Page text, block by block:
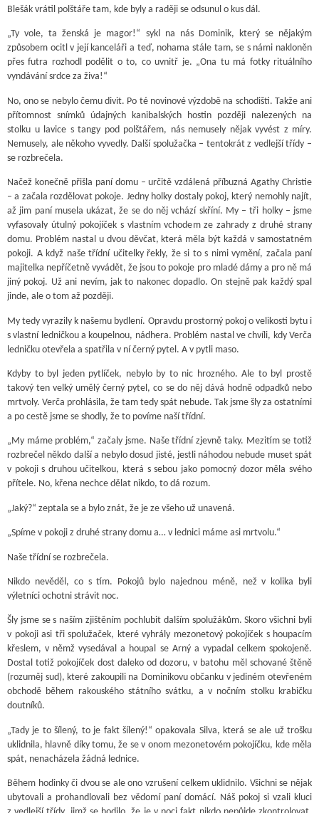
Blešák vrátil polštáře tam, kde byly a raději se odsunul o kus dál.
„Ty vole, ta ženská je magor!“ sykl na nás Dominik, který se nějakým
způsobem ocitl v její kanceláři a teď, nohama stále tam, se s námi nakloněn
přes futra rozhodl podělit o to, co uvnitř je. „Ona tu má fotky rituálního
vyndávání srdce za živa!“
No, ono se nebylo čemu divit. Po té novinové výzdobě na schodišti. Takže ani
přítomnost snímků údajných kanibalských hostin později nalezených na
stolku u lavice s tangy pod polštářem, nás nemusely nějak vyvést z míry.
Nemusely, ale někoho vyvedly. Další spolužačka – tentokrát z vedlejší třídy –
se rozbrečela.
Načež konečně přišla paní domu – určitě vzdálená příbuzná Agathy Christie
– a začala rozdělovat pokoje. Jedny holky dostaly pokoj, který nemohly najít,
až jim paní musela ukázat, že se do něj vchází skříní. My – tři holky – jsme
vyfasovaly útulný pokojíček s vlastním vchodem ze zahrady z druhé strany
domu. Problém nastal u dvou děvčat, která měla být každá v samostatném
pokoji. A když naše třídní učitelky řekly, že si to s nimi vymění, začala paní
majitelka nepříčetně vyvádět, že jsou to pokoje pro mladé dámy a pro ně má
jiný pokoj. Už ani nevím, jak to nakonec dopadlo. On stejně pak každý spal
jinde, ale o tom až později.
My tedy vyrazily k našemu bydlení. Opravdu prostorný pokoj o velikosti bytu i
s vlastní ledničkou a koupelnou, nádhera. Problém nastal ve chvíli, kdy Verča
ledničku otevřela a spatřila v ní černý pytel. A v pytli maso.
Kdyby to byl jeden pytlíček, nebylo by to nic hrozného. Ale to byl prostě
takový ten velký umělý černý pytel, co se do něj dává hodně odpadků nebo
mrtvoly. Verča prohlásila, že tam tedy spát nebude. Tak jsme šly za ostatními
a po cestě jsme se shodly, že to povíme naší třídní.
„My máme problém,“ začaly jsme. Naše třídní zjevně taky. Mezitím se totiž
rozbrečel někdo další a nebylo dosud jisté, jestli náhodou nebude muset spát
v pokoji s druhou učitelkou, která s sebou jako pomocný dozor měla svého
přítele. No, křena nechce dělat nikdo, to dá rozum.
„Jaký?“ zeptala se a bylo znát, že je ze všeho už unavená.
„Spíme v pokoji z druhé strany domu a… v lednici máme asi mrtvolu.“
Naše třídní se rozbrečela.
Nikdo nevěděl, co s tím. Pokojů bylo najednou méně, než v kolika byli
výletníci ochotni strávit noc.
Šly jsme se s naším zjištěním pochlubit dalším spolužákům. Skoro všichni byli
v pokoji asi tři spolužaček, které vyhrály mezonetový pokojíček s houpacím
křeslem, v němž vysedával a houpal se Arný a vypadal celkem spokojeně.
Dostal totiž pokojíček dost daleko od dozoru, v batohu měl schované štěně
(rozuměj sud), které zakoupili na Dominikovu občanku v jediném otevřeném
obchodě během rakouského státního svátku, a v nočním stolku krabičku
doutníků.
„Tady je to šílený, to je fakt šílený!“ opakovala Silva, která se ale už trošku
uklidnila, hlavně díky tomu, že se v onom mezonetovém pokojíčku, kde měla
spát, nenacházela žádná lednice.
Během hodinky či dvou se ale ono vzrušení celkem uklidnilo. Všichni se nějak
ubytovali a prohandlovali bez vědomí paní domácí. Náš pokoj si vzali kluci